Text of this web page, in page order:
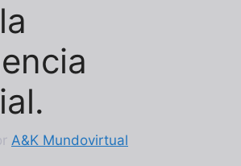
A&K Mundovirtual